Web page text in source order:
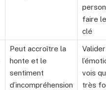
faire
clé
Peut accroître la
honte et le
sentiment
d’incompréhension
Valider
vois
très